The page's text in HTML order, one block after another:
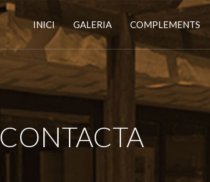
INICI GALERIA COMPLEMENTS
CONTACTA